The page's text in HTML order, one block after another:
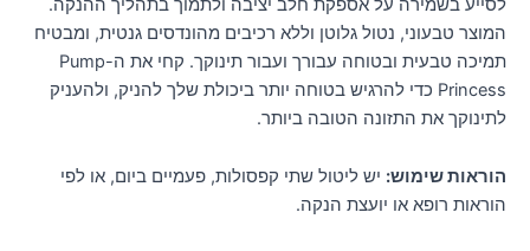
לסייע בשמירה על אספקת חלב יציבה ולתמוך בתהליך ההנקה.
המוצר טבעוני, נטול גלוטן וללא רכיבים מהונדסים גנטית, ומבטיח
תמיכה טבעית ובטוחה עבורך ועבור תינוקך. קחי את ה-Pump
Princess כדי להרגיש בטוחה יותר ביכולת שלך להניק, ולהעניק
לתינוקך את התזונה הטובה ביותר.
הוראות שימוש: יש ליטול שתי קפסולות, פעמיים ביום, או לפי
הוראות רופא או יועצת הנקה.